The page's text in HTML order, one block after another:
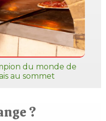
du monde de
au sommet
?